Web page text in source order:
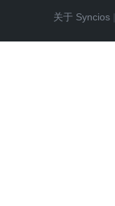
关于 Syncios